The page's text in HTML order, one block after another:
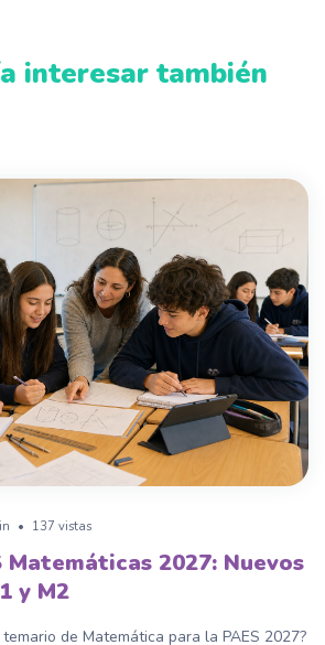
interesar también
• 137 vistas
Matemáticas 2027: Nuevos
y M2
de Matemática para la PAES 2027?